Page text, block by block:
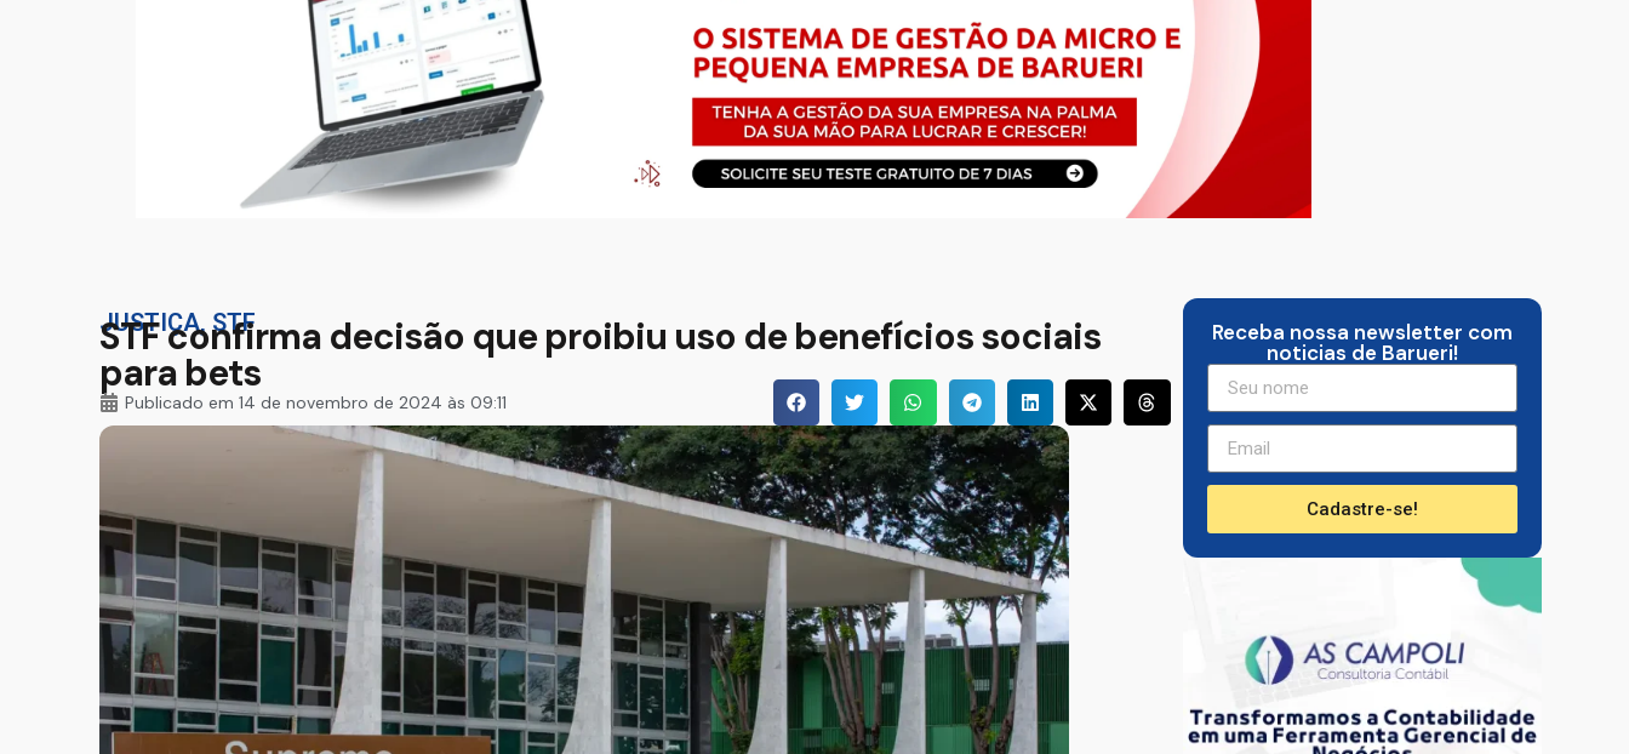
JUSTIÇA, STF
STF confirma decisão que proibiu uso de benefícios sociais
para bets
Publicado em 14 de novembro de 2024 às 09:11
Receba nossa newsletter com
noticias de Barueri!
Cadastre-se!